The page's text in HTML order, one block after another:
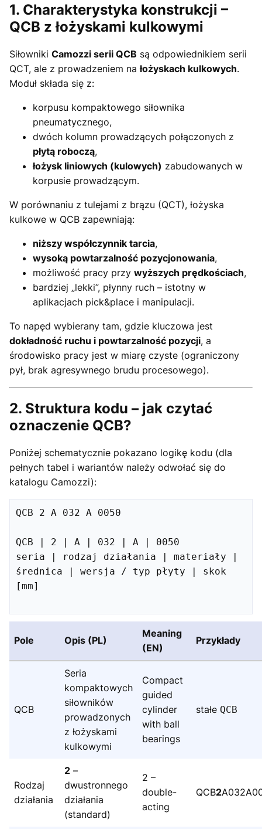
1. Charakterystyka konstrukcji –
QCB z łożyskami kulkowymi
Siłowniki Camozzi serii QCB są odpowiednikiem serii
QCT, ale z prowadzeniem nałożyskach kulkowych.
Moduł składa się z:
korpusu kompaktowego siłownika
pneumatycznego,
dwóch kolumn prowadzących połączonych z
płytą roboczą,
łożysk liniowych (kulowych) zabudowanych w
korpusie prowadzącym.
W porównaniu z tulejami z brązu (QCT), łożyska
kulkowe w QCB zapewniają:
niższy współczynnik tarcia,
wysoką powtarzalność pozycjonowania,
możliwość pracy przy wyższych prędkościach,
bardziej „lekki”, płynny ruch – istotny w
aplikacjach pick&place i manipulacji.
To napęd wybierany tam, gdzie kluczowa jest
dokładność ruchu i powtarzalność pozycji, a
środowisko pracy jest w miarę czyste (ograniczony
pył, brak agresywnego brudu procesowego).
2. Struktura kodu – jak czytać
oznaczenie QCB?
Poniżej schematycznie pokazano logikę kodu (dla
pełnych tabel i wariantów należy odwołać się do
katalogu Camozzi):
QCB 2 A 032 A 0050
QCB | 2 | A | 032 | A | 0050
seria | rodzaj działania | materiały |
średnica | wersja / typ płyty | skok
[mm]
Pole Opis (PL)
Meaning
(EN)
Przykłady
QCB
Seria
kompaktowych
siłowników
prowadzonych
z łożyskami
kulkowymi
Compact
guided
cylinder
with ball
bearings
stałe QCB
Rodzaj
działania
2 –
dwustronnego
działania
(standard)
2 –
double-
acting
QCB2